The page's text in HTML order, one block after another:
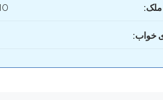
ملک: 110
خواب‌: